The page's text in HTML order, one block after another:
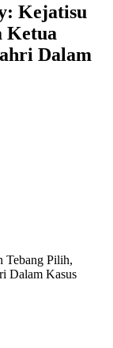
Kejatisu
Ketua
Dalam
Pilih,
Dalam Kasus